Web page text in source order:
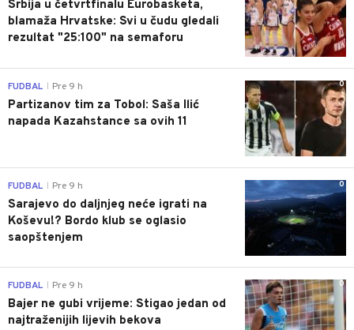
Srbija u četvrtfinalu Eurobasketa,
blamaža Hrvatske: Svi u čudu gledali
rezultat "25:100" na semaforu
0
FUDBAL Pre 9 h
Partizanov tim za Tobol: Saša Ilić
napada Kazahstance sa ovih 11
0
FUDBAL Pre 9 h
Sarajevo do daljnjeg neće igrati na
Koševu!? Bordo klub se oglasio
saopštenjem
0
FUDBAL Pre 9 h
Bajer ne gubi vrijeme: Stigao jedan od
najtraženijih lijevih bekova